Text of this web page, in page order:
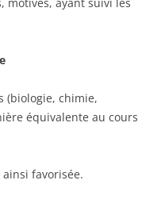
(biologie, chimie,
équivalente au cours
favorisée.